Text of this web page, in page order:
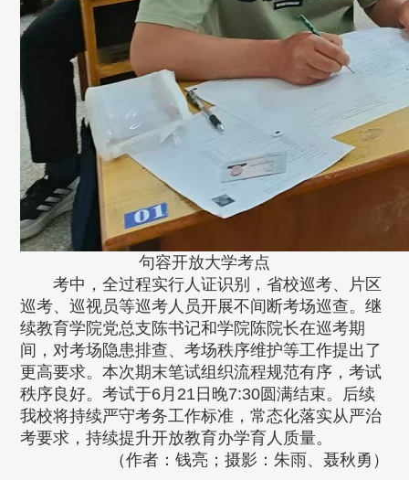
句容开放大学考点
考中，全过程实行人证识别，省校巡考、片区
巡考、巡视员等巡考人员开展不间断考场巡查。继
续教育学院党总支陈书记和学院陈院长在巡考期
间，对考场隐患排查、考场秩序维护等工作提出了
更高要求。本次期末笔试组织流程规范有序，考试
秩序良好。考试于6月21日晚7:30圆满结束。后续
我校将持续严守考务工作标准，常态化落实从严治
考要求，持续提升开放教育办学育人质量。
（作者：钱亮；摄影：朱雨、聂秋勇）